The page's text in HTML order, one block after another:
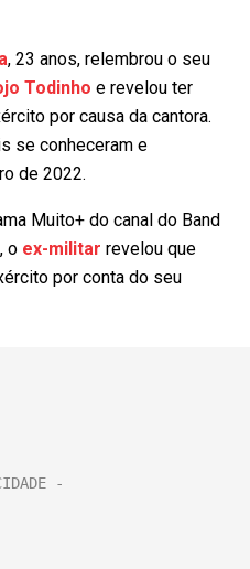
, 23 anos, relembrou o seu
Todinho e revelou ter
por causa da cantora.
se conheceram e
de 2022.
Muito+ do canal do Band
o ex-militar revelou que
por conta do seu